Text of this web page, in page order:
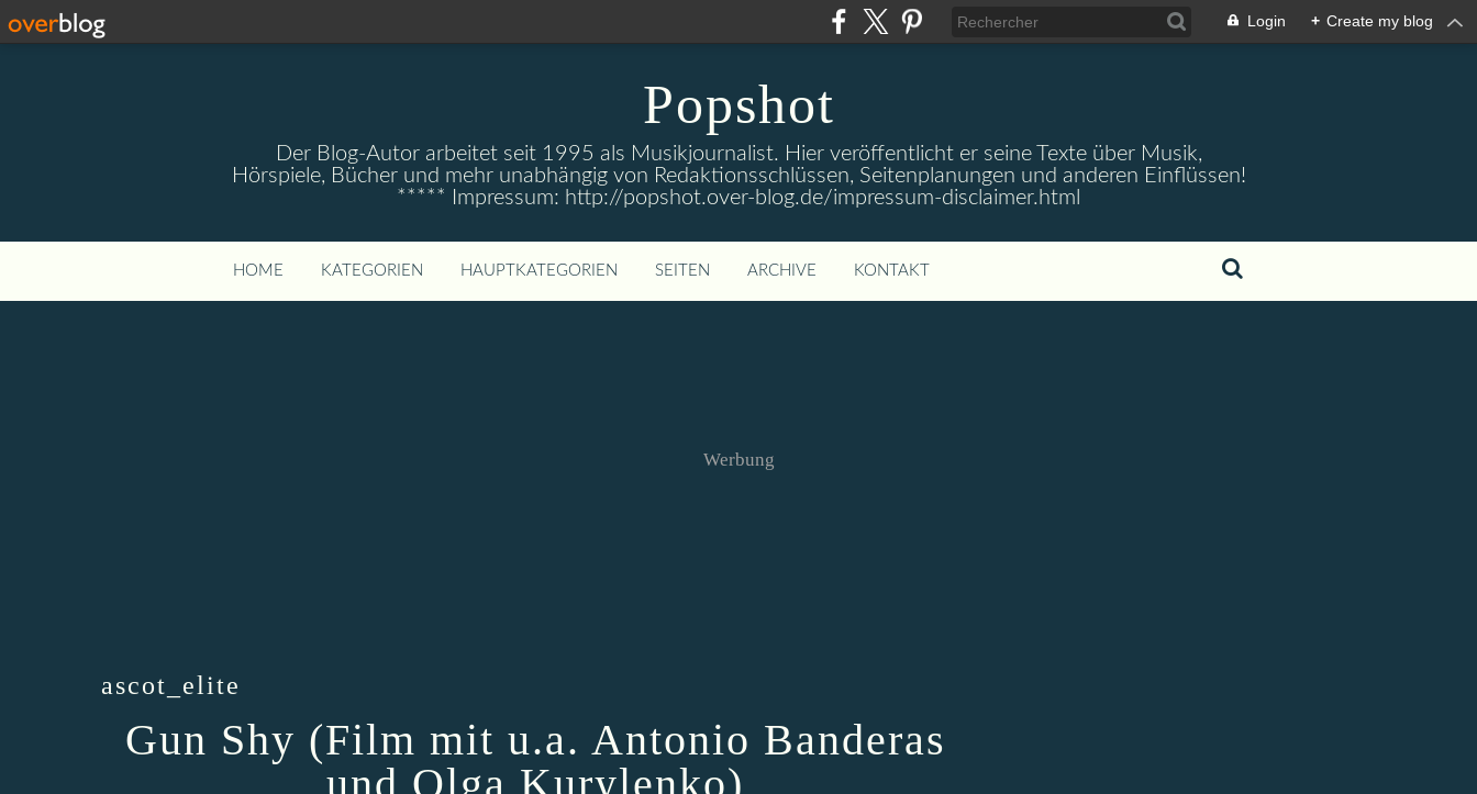
Login + Create my blog
Popshot
Der Blog-Autor arbeitet seit 1995 als Musikjournalist. Hier veröffentlicht er seine Texte über Musik,
Hörspiele, Bücher und mehr unabhängig von Redaktionsschlüssen, Seitenplanungen und anderen Einflüssen!
***** Impressum: http://popshot.over-blog.de/impressum-disclaimer.html
HOME KATEGORIEN HAUPTKATEGORIEN SEITEN ARCHIVE KONTAKT
Werbung
ascot_elite
Gun Shy (Film mit u.a. Antonio Banderas
und Olga Kurylenko)